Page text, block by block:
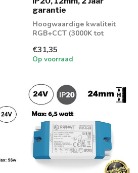
garantie
Hoogwaardige kwaliteit
RGB+CCT (3000K tot
leds per meter
€31,35
Op voorraad